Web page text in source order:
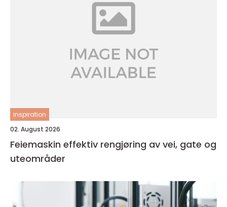
inspiration
02. August 2026
Feiemaskin effektiv rengjøring av vei, gate og
uteområder